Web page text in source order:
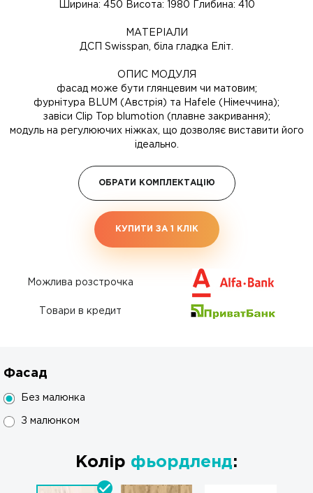
Ширина: 450 Висота: 1980 Глибина: 410
МАТЕРІАЛИ
ДСП Swisspan, біла гладка Еліт.
ОПИС МОДУЛЯ
фасад може бути глянцевим чи матовим;
фурнітура BLUM (Австрія) та Hafele (Німеччина);
завіси Clip Top blumotion (плавне закривання);
модуль на регулюючих ніжках, що дозволяє виставити його
ідеально.
ОБРАТИ КОМПЛЕКТАЦІЮ
КУПИТИ ЗА 1 КЛIК
Можлива розстрочка
Товари в кредит
Фасад
Без малюнка
З малюнком
Колір фьордленд: